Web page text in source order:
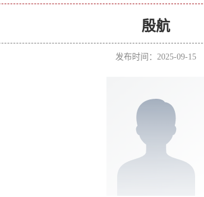
殷航
发布时间：2025-09-15